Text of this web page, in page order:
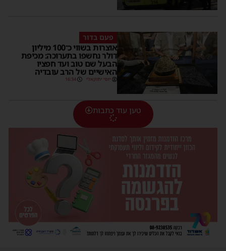
פעם בדור
אוצרות בשווי כ־100 מיליון
דולר נחשפו בתערוכה: מכיפת
הבעל שם טוב ועד חפציו
האישיים של הרב עובדיה
יוסי יחזקאלי 16:34
טען עוד כתבות